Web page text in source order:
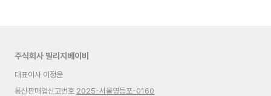
주식회사 빌리지베이비
대표이사 이정윤
통신판매업신고번호 2025-서울영등포-0160